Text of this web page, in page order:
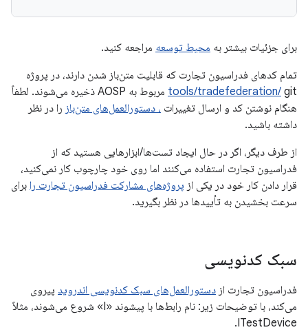
برای جزئیات بیشتر به محیط توسعه مراجعه کنید.
تمام کدهای فدراسیون تجارت که قابلیت متن‌باز شدن دارند، در پروژه
tools/tradefederation/
git مربوط به AOSP ذخیره می‌شوند. لطفاً
هنگام نوشتن کد و ارسال تغییرات ، دستورالعمل‌های متن‌باز را در نظر
داشته باشید.
از طرف دیگر، اگر در حال ایجاد تست‌ها/ابزارهایی هستید که از
فدراسیون تجارت استفاده می‌کنند اما روی خود چارچوب کار نمی‌کنید،
قرار دادن کار خود در یکی از پروژه‌های مشارکت فدراسیون تجارت را برای
سرعت بخشیدن به تأییدها در نظر بگیرید.
سبک کدنویسی
فدراسیون تجارت از دستورالعمل‌های سبک کدنویسی اندروید پیروی
می‌کند، با توضیحات زیر: نام رابط‌ها با پیشوند «I» شروع می‌شوند، مثلاً
ITestDevice.